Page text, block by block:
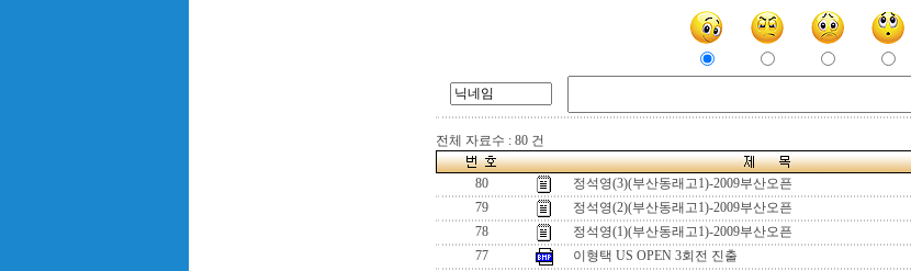
전체 자료수 : 80 건
80 정석영(3)(부산동래고1)-2009부산오픈
79
정석영(2)(부산동래고1)-2009부산오픈
78
정석영(1)(부산동래고1)-2009부산오픈
77
이형택 US OPEN 3회전 진출